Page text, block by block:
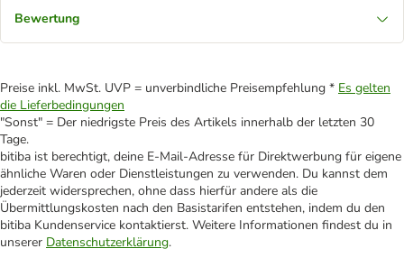
Bewertung
Preise inkl. MwSt. UVP = unverbindliche Preisempfehlung * Es gelten
die Lieferbedingungen
"Sonst" = Der niedrigste Preis des Artikels innerhalb der letzten 30
Tage.
bitiba ist berechtigt, deine E-Mail-Adresse für Direktwerbung für eigene
ähnliche Waren oder Dienstleistungen zu verwenden. Du kannst dem
jederzeit widersprechen, ohne dass hierfür andere als die
Übermittlungskosten nach den Basistarifen entstehen, indem du den
bitiba Kundenservice kontaktierst. Weitere Informationen findest du in
unserer Datenschutzerklärung.